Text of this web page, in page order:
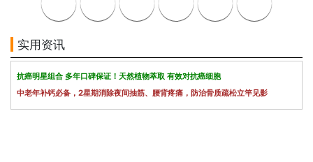
实用资讯
抗癌明星组合 多年口碑保证！天然植物萃取 有效对抗癌细胞
中老年补钙必备，2星期消除夜间抽筋、腰背疼痛，防治骨质疏松立竿见影